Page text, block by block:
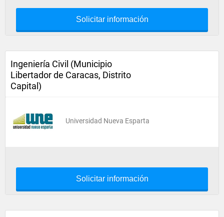
Solicitar información
Ingeniería Civil (Municipio
Libertador de Caracas, Distrito
Capital)
Universidad Nueva Esparta
Solicitar información